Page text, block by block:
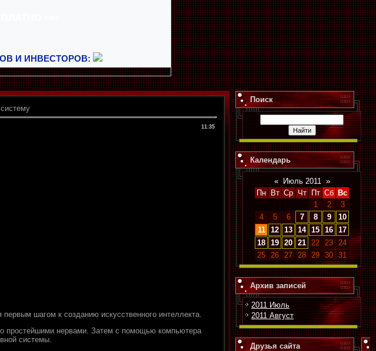
И ИНВЕСТОРОВ:
11:35
шагом к созданию искусственного интеллекта.
простейшими нервами. Затем с помощью компьютера
системы.
Поиск
Календарь
« Июль 2011
»
Пн Вт Ср Чт Пт Сб Вс
1
2
3
4
5 6 7 8 9
10
11
12 13 14 15 16 17
18 19 20 21 22 23
24
25
26 27 28 29 30 31
Архив записей
2011 Июль
2011 Август
Друзья сайта